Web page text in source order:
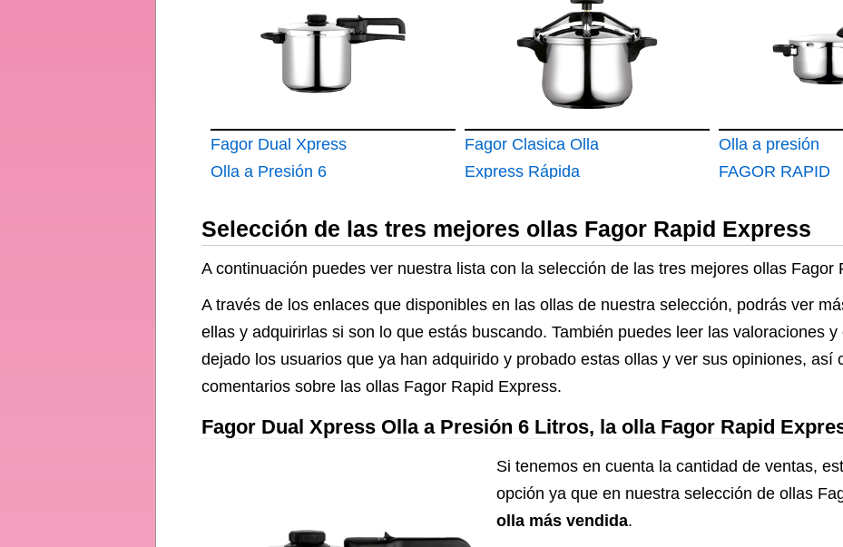
Fagor Dual Xpress
Olla a Presión 6
Fagor Clasica Olla
Express Rápida
Olla a presión
FAGOR RAPID
rápida
Selección de las tres mejores ollas Fagor Rapid Express
A continuación puedes ver nuestra lista con la selección de las tres mejores ollas Fagor
A través de los enlaces que disponibles en las ollas de nuestra selección, podrás ver
ellas y adquirirlas si son lo que estás buscando. También puedes leer las valoraciones
dejado los usuarios que ya han adquirido y probado estas ollas y ver sus opiniones, así
comentarios sobre las ollas Fagor Rapid Express.
Fagor Dual Xpress Olla a Presión 6 Litros, la olla Fagor Rapid
Si tenemos en cuenta la cantidad de ventas,
opción ya que en nuestra selección de ollas
olla más vendida.